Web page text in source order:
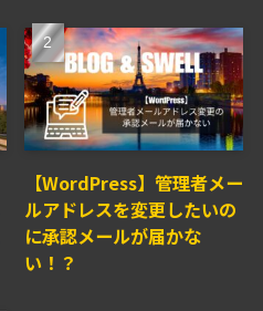
【WordPress】管理者メー
ルアドレスを変更したいの
に承認メールが届かな
い！？